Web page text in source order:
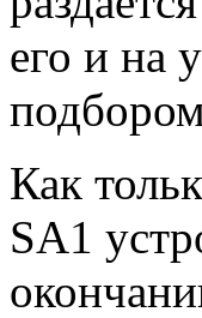
его и на
Как
SA1